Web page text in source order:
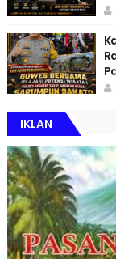
IKLAN